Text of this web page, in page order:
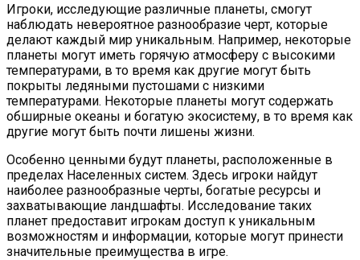
Игроки, исследующие различные планеты, смогут
наблюдать невероятное разнообразие черт, которые
делают каждый мир уникальным. Например, некоторые
планеты могут иметь горячую атмосферу с высокими
температурами, в то время как другие могут быть
покрыты ледяными пустошами с низкими
температурами. Некоторые планеты могут содержать
обширные океаны и богатую экосистему, в то время как
другие могут быть почти лишены жизни.
Особенно ценными будут планеты, расположенные в
пределах Населенных систем. Здесь игроки найдут
наиболее разнообразные черты, богатые ресурсы и
захватывающие ландшафты. Исследование таких
планет предоставит игрокам доступ к уникальным
возможностям и информации, которые могут принести
значительные преимущества в игре.